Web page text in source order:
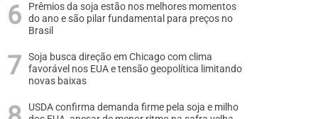
Prêmios da soja estão nos melhores momentos
do ano e são pilar fundamental para preços no
Brasil
Soja busca direção em Chicago com clima
favorável nos EUA e tensão geopolítica limitando
novas baixas
USDA confirma demanda firme pela soja e milho